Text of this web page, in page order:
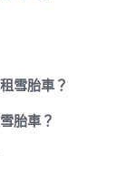
雪胎車？
胎車？